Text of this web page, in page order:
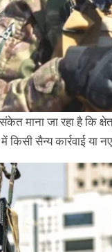
माना जा रहा है कि
सैन्य कार्रवाई या